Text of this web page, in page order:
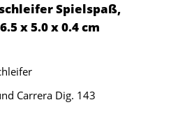
Spielspaß,
x 5.0 x 0.4 cm
Carrera Dig. 143